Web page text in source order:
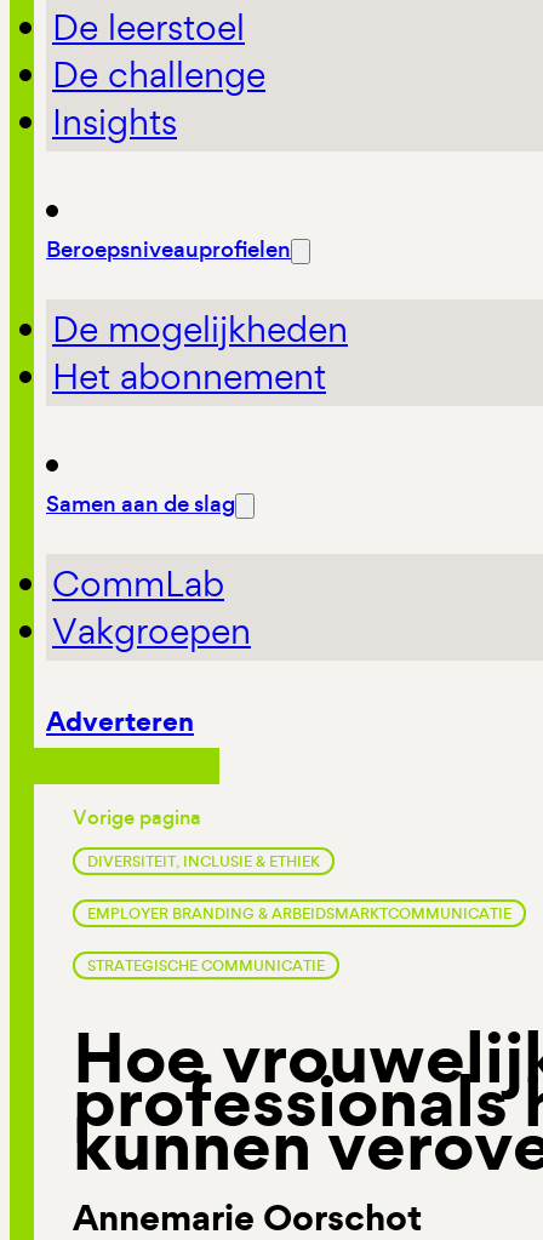
De leerstoel
De challenge
Insights
Beroepsniveauprofielen
De mogelijkheden
Het abonnement
Samen aan de slag
CommLab
Vakgroepen
Adverteren
Vorige pagina
DIVERSITEIT, INCLUSIE & ETHIEK
EMPLOYER BRANDING & ARBEIDSMARKTCOMMUNICATIE
STRATEGISCHE COMMUNICATIE
Hoe
professionals
kunnen
Annemarie Oorschot